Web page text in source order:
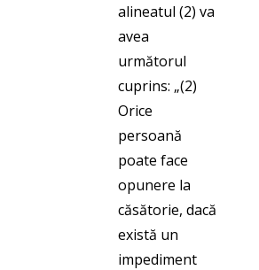
alineatul (2) va
avea
următorul
cuprins: „(2)
Orice
persoană
poate face
opunere la
căsătorie, dacă
există un
impediment